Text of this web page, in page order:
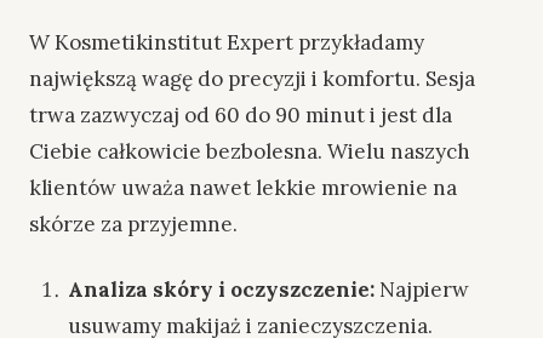
W Kosmetikinstitut Expert przykładamy
największą wagę do precyzji i komfortu. Sesja
trwa zazwyczaj od 60 do 90 minut i jest dla
Ciebie całkowicie bezbolesna. Wielu naszych
klientów uważa nawet lekkie mrowienie na
skórze za przyjemne.
Analiza skóry i oczyszczenie: Najpierw
usuwamy makijaż i zanieczyszczenia.